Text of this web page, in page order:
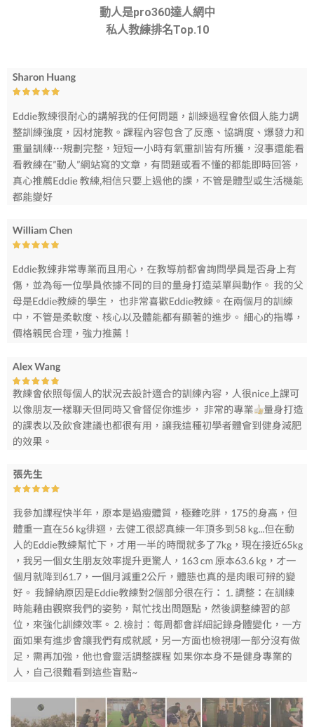
動人是pro360達人網中
私人教練排名Top.10